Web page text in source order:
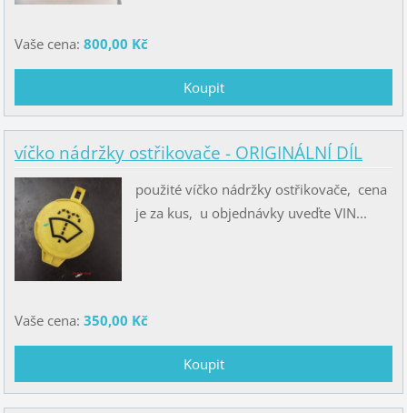
Vaše cena: 800,00 Kč
víčko nádržky ostřikovače - ORIGINÁLNÍ DÍL
použité víčko nádržky ostřikovače, cena
je za kus, u objednávky uveďte VIN...
Vaše cena: 350,00 Kč